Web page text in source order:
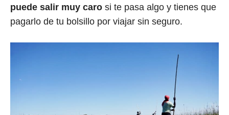
puede salir muy caro si te pasa algo y tienes que
pagarlo de tu bolsillo por viajar sin seguro.